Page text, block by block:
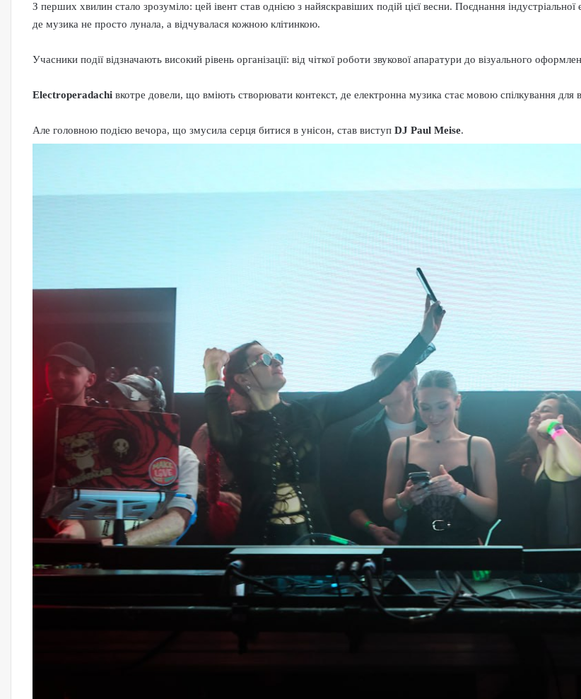
З перших хвилин стало зрозуміло: цей івент став однією з найяскравіших подій цієї весни. Поєднання
де музика не просто лунала, а відчувалася кожною клітинкою.
Учасники події відзначають високий рівень організації: від чіткої роботи звукової апаратури до візуального
Electroperadachi вкотре довели, що вміють створювати контекст, де електронна музика стає мовою спілкування для
Але головною подією вечора, що змусила серця битися в унісон, став виступ DJ Paul Meise.